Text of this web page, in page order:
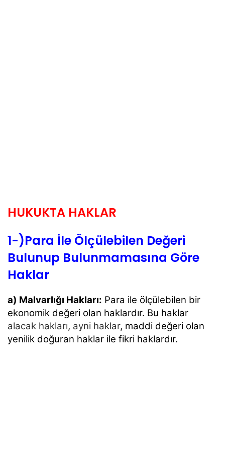
HUKUKTA HAKLAR
1-)Para İle Ölçülebilen Değeri
Bulunup Bulunmamasına Göre
Haklar
a) Malvarlığı Hakları: Para ile ölçülebilen bir
ekonomik değeri olan haklardır. Bu haklar
alacak hakları, ayni haklar, maddi değeri olan
yenilik doğuran haklar ile fikri haklardır.